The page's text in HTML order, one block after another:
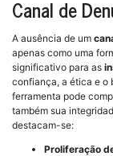
Canal de
A ausência de um
apenas como uma
significativo para as
confiança, a ética e o
ferramenta pode
também sua
destacam-se:
Proliferação